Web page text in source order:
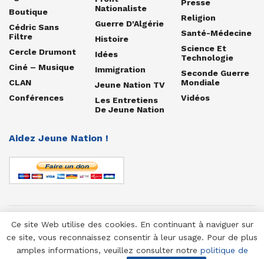
Boutique
Cédric Sans
Filtre
Cercle Drumont
Ciné – Musique
CLAN
Conférences
Nationaliste
Guerre D'Algérie
Histoire
Idées
Immigration
Jeune Nation TV
Les Entretiens
De Jeune Nation
Presse
Religion
Santé-Médecine
Science Et
Technologie
Seconde Guerre
Mondiale
Vidéos
Aidez Jeune Nation !
© 1958-2025 Jeune Nation
Ce site Web utilise des cookies. En continuant à naviguer sur
ce site, vous reconnaissez consentir à leur usage. Pour de plus
amples informations, veuillez consulter notre politique de